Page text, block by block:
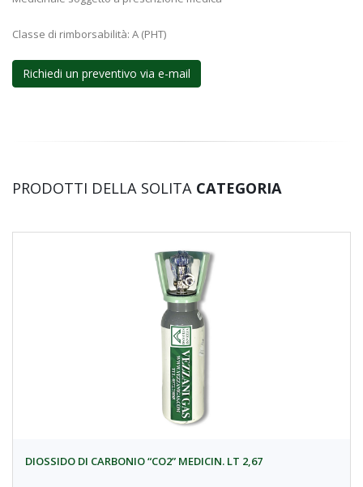
Classe di rimborsabilità: A (PHT)
Richiedi un preventivo via e-mail
PRODOTTI DELLA SOLITA CATEGORIA
DIOSSIDO DI CARBONIO “CO2” MEDICIN. LT 2,67